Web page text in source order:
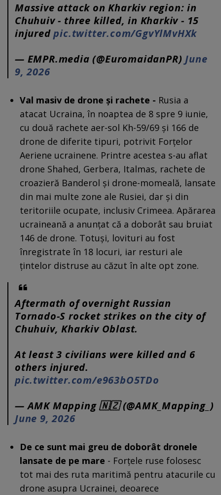
Massive attack on Kharkiv region: in
Chuhuiv - three killed, in Kharkiv - 15
injuredpic.twitter.com/GgvYlMvHXk
— EMPR.media (@EuromaidanPR) June
9, 2026
Val masiv de drone și rachete - Rusia a
atacat Ucraina, în noaptea de 8 spre 9 iunie,
cu două rachete aer-sol Kh-59/69 și 166 de
drone de diferite tipuri, potrivit Forțelor
Aeriene ucrainene. Printre acestea s-au aflat
drone Shahed, Gerbera, Italmas, rachete de
croazieră Banderol și drone-momeală, lansate
din mai multe zone ale Rusiei, dar și din
teritoriile ocupate, inclusiv Crimeea. Apărarea
ucraineană a anunțat că a doborât sau bruiat
146 de drone. Totuși, lovituri au fost
înregistrate în 18 locuri, iar resturi ale
țintelor distruse au căzut în alte opt zone.
Aftermath of overnight Russian
Tornado-S rocket strikes on the city of
Chuhuiv, Kharkiv Oblast.
At least 3 civilians were killed and 6
others injured.
pic.twitter.com/e963bO5TDo
— AMK Mapping 🇳🇿 (@AMK_Mapping_)
June 9, 2026
De ce sunt mai greu de doborât dronele
lansate de pe mare - Forțele ruse folosesc
tot mai des ruta maritimă pentru atacurile cu
drone asupra Ucrainei, deoarece